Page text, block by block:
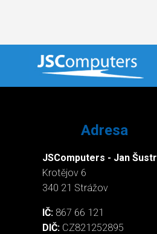
Adresa
JSComputers - Jan Šustr
Krotějov 6
340 21 Strážov
IČ: 867 66 121
DIČ: CZ821252895